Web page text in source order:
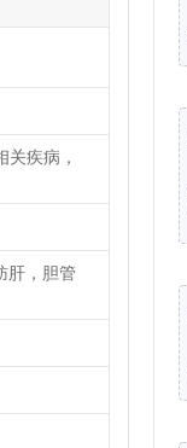
疾病，
肝，胆管